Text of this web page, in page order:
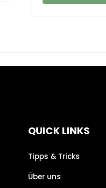
QUICK LINKS
Tipps & Tricks
Über uns